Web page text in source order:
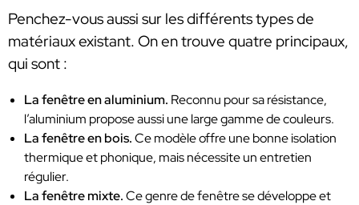
Penchez-vous aussi sur les différents types de
matériaux existant. On en trouve quatre principaux,
qui sont :
La fenêtre en aluminium. Reconnu pour sa résistance,
l’aluminium propose aussi une large gamme de couleurs.
La fenêtre en bois.Ce modèle offre une bonne isolation
thermique et phonique, mais nécessite un entretien
régulier.
La fenêtre mixte.Ce genre de fenêtre se développe et